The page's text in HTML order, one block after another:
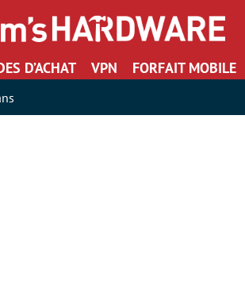
D’ACHAT VPN FORFAIT MOBILE